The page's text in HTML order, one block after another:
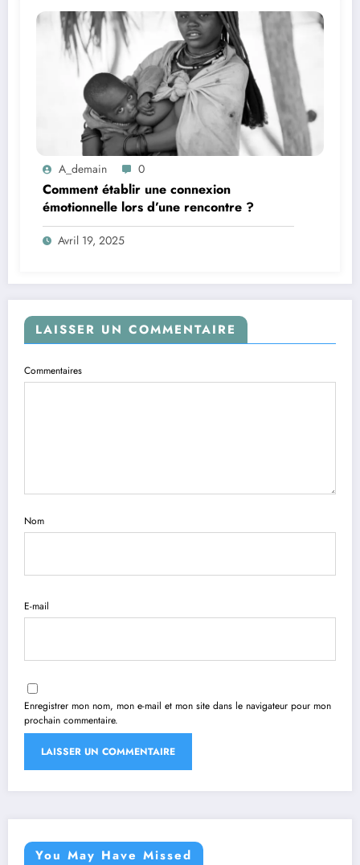
A_demain 0
Comment établir une connexion
émotionnelle lors d’une rencontre ?
Avril 19, 2025
LAISSER UN COMMENTAIRE
Commentaires
Nom
E-mail
Enregistrer mon nom, mon e-mail et mon site dans le navigateur pour mon
prochain commentaire.
You May Have Missed